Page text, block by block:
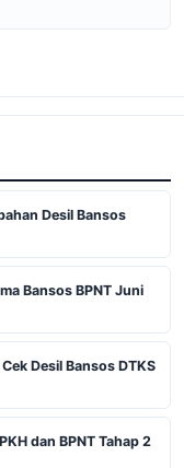
Desil Bansos
Bansos BPNT Juni
Desil Bansos DTKS
dan BPNT Tahap 2